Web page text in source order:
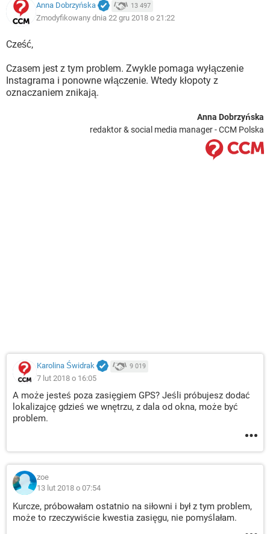
Anna Dobrzyńska 13 497
Zmodyfikowany dnia 22 gru 2018 o 21:22
Cześć,
Czasem jest z tym problem. Zwykle pomaga wyłączenie
Instagrama i ponowne włączenie. Wtedy kłopoty z
oznaczaniem znikają.
Anna Dobrzyńska
redaktor & social media manager - CCM Polska
Karolina Świdrak 9 019
7 lut 2018 o 16:05
A może jesteś poza zasięgiem GPS? Jeśli próbujesz dodać
lokalizajcę gdzieś we wnętrzu, z dala od okna, może być
problem.
zoe
13 lut 2018 o 07:54
Kurcze, próbowałam ostatnio na siłowni i był z tym problem,
może to rzeczywiście kwestia zasięgu, nie pomyślałam.